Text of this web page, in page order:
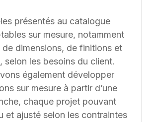
présentés au catalogue
sur mesure, notamment
de dimensions, de finitions et
selon les besoins du client.
également développer
sur mesure à partir d’une
chaque projet pouvant
et ajusté selon les contraintes